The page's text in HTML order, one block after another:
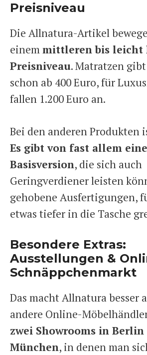
Preisniveau
Die Allnatura-Artikel
einemmittleren bis leicht
Preisniveau. Matratzen
schon ab 400 Euro, für
fallen 1.200 Euro an.
Bei den anderen Produkten
Es gibt von fast allem
Basisversion, die sich auch
Geringverdiener leisten
gehobene Ausfertigungen,
etwas tiefer in die Tasche
Besondere Extras:
Ausstellungen &
Schnäppchenmarkt
Das macht Allnatura besser
andere Online-
zwei Showrooms in
München, in denen man